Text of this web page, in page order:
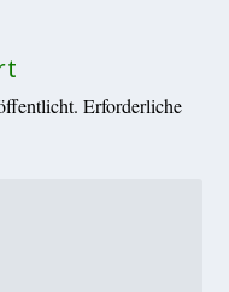
Erforderliche